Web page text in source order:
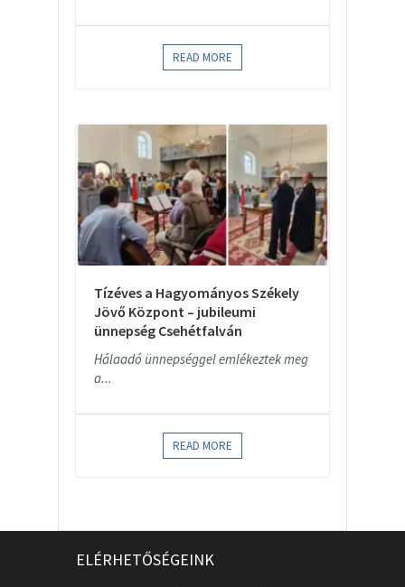
READ MORE
Tízéves a Hagyományos Székely
Jövő Központ – jubileumi
ünnepség Csehétfalván
Hálaadó ünnepséggel emlékeztek meg
a...
READ MORE
ELÉRHETŐSÉGEINK